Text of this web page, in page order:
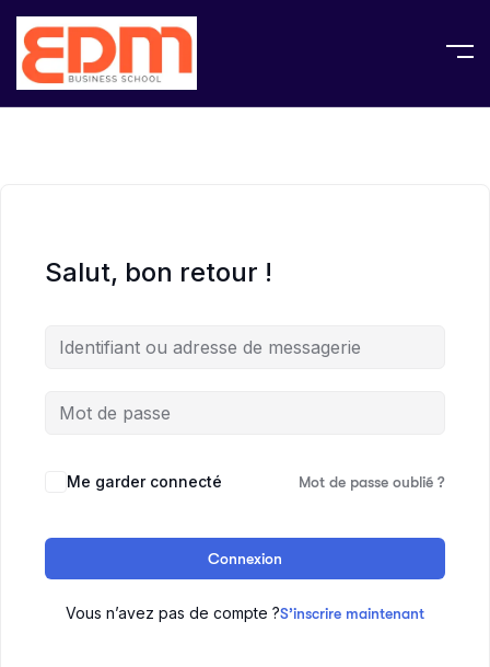
Salut, bon retour !
Me garder connecté Mot de passe oublié ?
Connexion
Vous n’avez pas de compte ?S’inscrire maintenant